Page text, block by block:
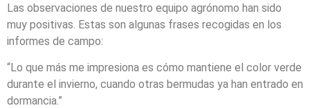
Las observaciones de nuestro equipo agrónomo han sido
muy positivas. Estas son algunas frases recogidas en los
informes de campo:
“Lo que más me impresiona es cómo mantiene el color verde
durante el invierno, cuando otras bermudas ya han entrado en
dormancia.”